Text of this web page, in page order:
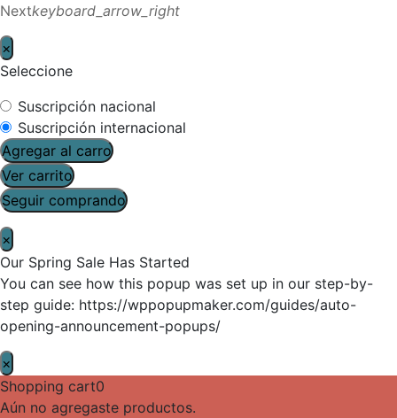
Nextkeyboard_arrow_right
×
Seleccione
Suscripción nacional
Suscripción internacional
Agregar al carro
Ver carrito
Seguir comprando
×
Our Spring Sale Has Started
You can see how this popup was set up in our step-by-
step guide: https://wppopupmaker.com/guides/auto-
opening-announcement-popups/
×
Shopping cart0
Aún no agregaste productos.